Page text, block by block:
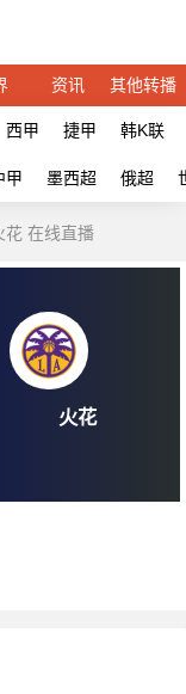
资讯 其他转播
西甲 捷甲 韩K联
甲 墨西超 俄超
花 在线直播
火